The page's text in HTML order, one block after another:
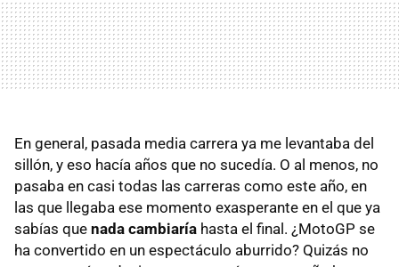
En general, pasada media carrera ya me levantaba del
sillón, y eso hacía años que no sucedía. O al menos, no
pasaba en casi todas las carreras como este año, en
las que llegaba ese momento exasperante en el que ya
sabías que nada cambiaría hasta el final. ¿MotoGP se
ha convertido en un espectáculo aburrido? Quizás no